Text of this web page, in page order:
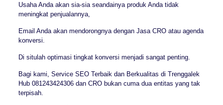
Usaha Anda akan sia-sia seandainya produk Anda tidak
meningkat penjualannya,
Email Anda akan mendorongnya dengan Jasa CRO atau agenda
konversi.
Di situlah optimasi tingkat konversi menjadi sangat penting.
Bagi kami, Service SEO Terbaik dan Berkualitas di Trenggalek
Hub 081243424306 dan CRO bukan cuma dua entitas yang tak
terpisah.